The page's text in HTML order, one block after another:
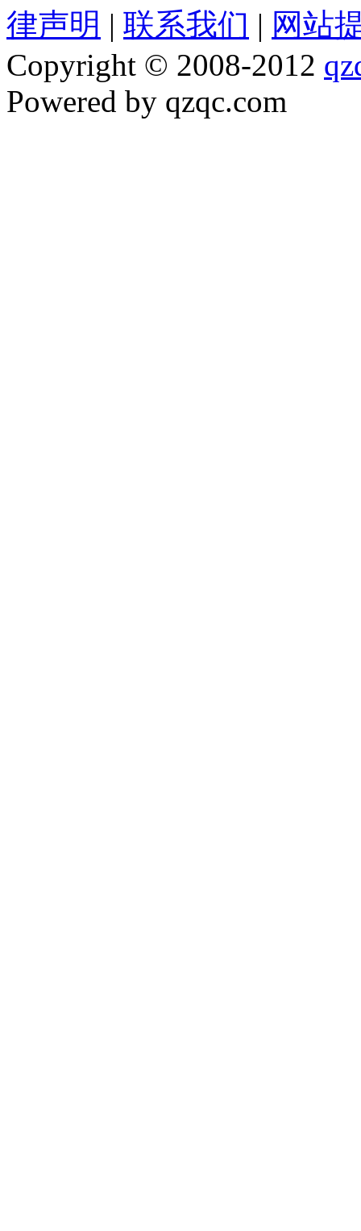
律声明 | 联系我们 | 网站
Copyright © 2008-2012
Powered by qzqc.com